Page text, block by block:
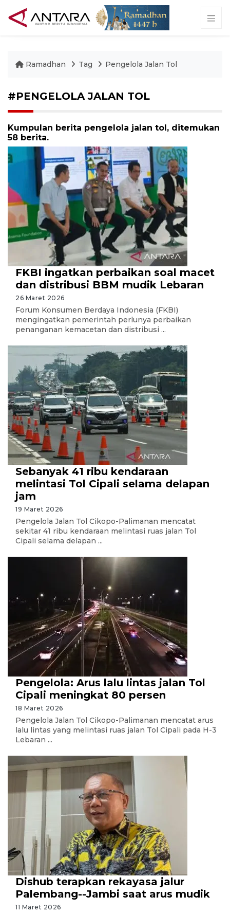
Ramadhan Tag Pengelola Jalan Tol
#PENGELOLA JALAN TOL
Kumpulan berita pengelola jalan tol, ditemukan
58 berita.
FKBI ingatkan perbaikan soal macet
dan distribusi BBM mudik Lebaran
26 Maret 2026
Forum Konsumen Berdaya Indonesia (FKBI)
mengingatkan pemerintah perlunya perbaikan
penanganan kemacetan dan distribusi ...
Sebanyak 41 ribu kendaraan
melintasi Tol Cipali selama delapan
jam
19 Maret 2026
Pengelola Jalan Tol Cikopo-Palimanan mencatat
sekitar 41 ribu kendaraan melintasi ruas jalan Tol
Cipali selama delapan ...
Pengelola: Arus lalu lintas jalan Tol
Cipali meningkat 80 persen
18 Maret 2026
Pengelola Jalan Tol Cikopo-Palimanan mencatat arus
lalu lintas yang melintasi ruas jalan Tol Cipali pada H-3
Lebaran ...
Dishub terapkan rekayasa jalur
Palembang--Jambi saat arus mudik
11 Maret 2026